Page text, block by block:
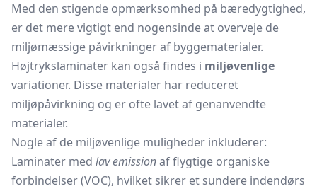
Med den stigende opmærksomhed på bæredygtighed,
er det mere vigtigt end nogensinde at overveje de
miljømæssige påvirkninger af byggematerialer.
Højtrykslaminater kan også findes i miljøvenlige
variationer. Disse materialer har reduceret
miljøpåvirkning og er ofte lavet af genanvendte
materialer.
Nogle af de miljøvenlige muligheder inkluderer:
Laminater med lav emissionaf flygtige organiske
forbindelser (VOC), hvilket sikrer et sundere indendørs